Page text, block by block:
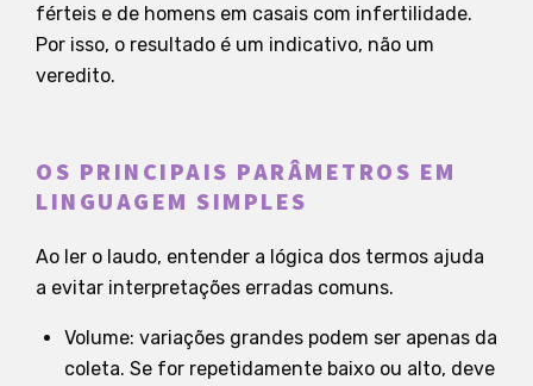
férteis e de homens em casais com infertilidade.
Por isso, o resultado é um indicativo, não um
veredito.
OS PRINCIPAIS PARÂMETROS EM
LINGUAGEM SIMPLES
Ao ler o laudo, entender a lógica dos termos ajuda
a evitar interpretações erradas comuns.
Volume: variações grandes podem ser apenas da
coleta. Se for repetidamente baixo ou alto, deve